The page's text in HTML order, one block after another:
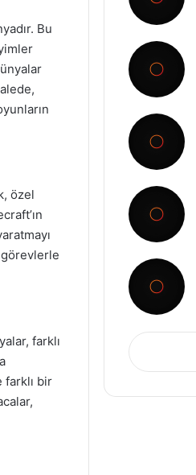
Bu
özel
görevlerle
farklı
bir